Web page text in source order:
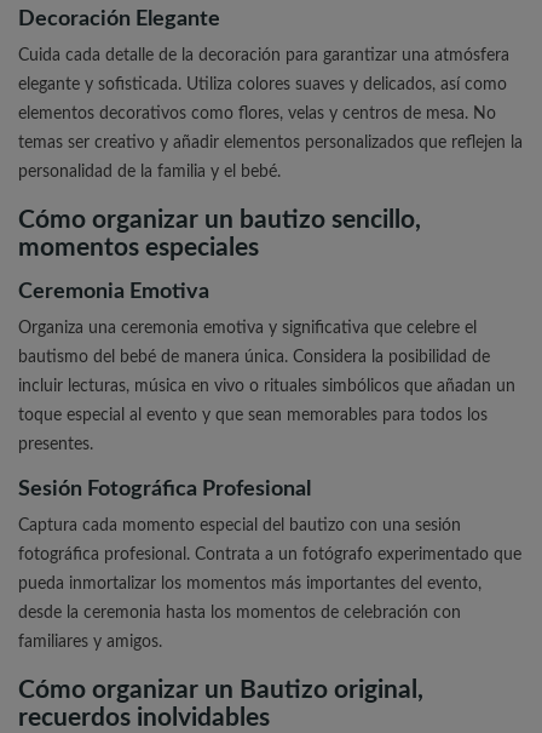
Decoración Elegante
Cuida cada detalle de la decoración para garantizar una atmósfera
elegante y sofisticada. Utiliza colores suaves y delicados, así como
elementos decorativos como flores, velas y centros de mesa. No
temas ser creativo y añadir elementos personalizados que reflejen la
personalidad de la familia y el bebé.
Cómo organizar un bautizo sencillo,
momentos especiales
Ceremonia Emotiva
Organiza una ceremonia emotiva y significativa que celebre el
bautismo del bebé de manera única. Considera la posibilidad de
incluir lecturas, música en vivo o rituales simbólicos que añadan un
toque especial al evento y que sean memorables para todos los
presentes.
Sesión Fotográfica Profesional
Captura cada momento especial del bautizo con una sesión
fotográfica profesional. Contrata a un fotógrafo experimentado que
pueda inmortalizar los momentos más importantes del evento,
desde la ceremonia hasta los momentos de celebración con
familiares y amigos.
Cómo organizar un Bautizo original,
recuerdos inolvidables